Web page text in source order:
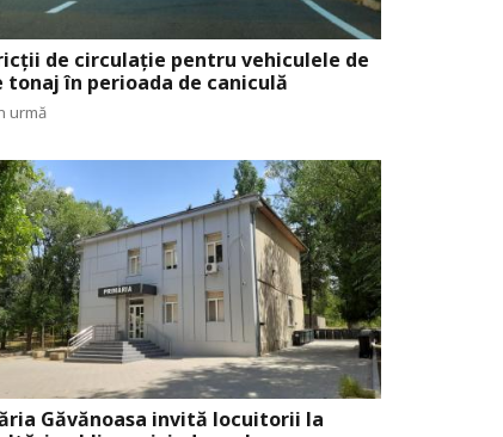
de circulație pentru vehiculele de
tonaj în perioada de caniculă
urmă
Găvănoasa invită locuitorii la